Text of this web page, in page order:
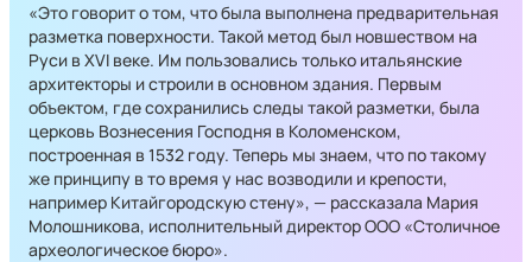
«Это говорит о том, что была выполнена предварительная
разметка поверхности. Такой метод был новшеством на
Руси в XVI веке. Им пользовались только итальянские
архитекторы и строили в основном здания. Первым
объектом, где сохранились следы такой разметки, была
церковь Вознесения Господня в Коломенском,
построенная в 1532 году. Теперь мы знаем, что по такому
же принципу в то время у нас возводили и крепости,
например Китайгородскую стену», — рассказала Мария
Молошникова, исполнительный директор ООО «Столичное
археологическое бюро».